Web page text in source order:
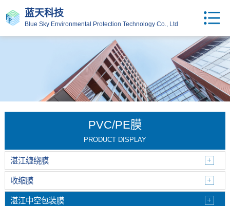
蓝天科技
Blue Sky Environmental Protection Technology Co., Ltd
PVC/PE膜
PRODUCT DISPLAY
湛江缠绕膜
收缩膜
湛江中空包装膜